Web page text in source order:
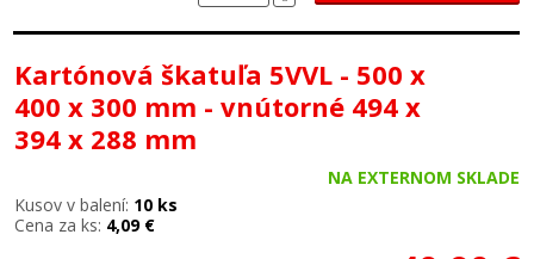
Kartónová škatuľa 5VVL - 500 x
400 x 300 mm - vnútorné 494 x
394 x 288 mm
NA EXTERNOM SKLADE
Kusov v balení: 10 ks
Cena za ks: 4,09 €